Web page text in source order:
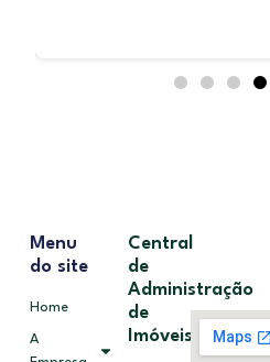
Menu
do site
Home
A
Central
de
Administração
de
Imóveis